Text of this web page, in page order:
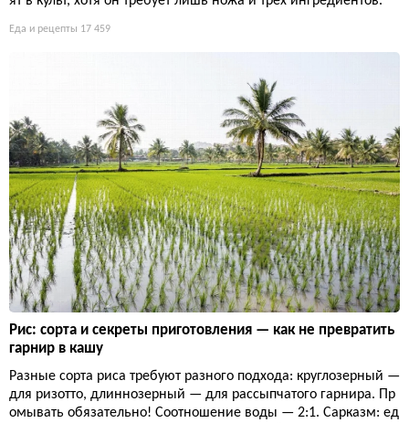
Еда и рецепты 17 459
Рис: сорта и секреты приготовления — как не превратить
гарнир в кашу
Разные сорта риса требуют разного подхода: круглозерный —
для ризотто, длиннозерный — для рассыпчатого гарнира. Пр
омывать обязательно! Соотношение воды — 2:1. Сарказм: ед